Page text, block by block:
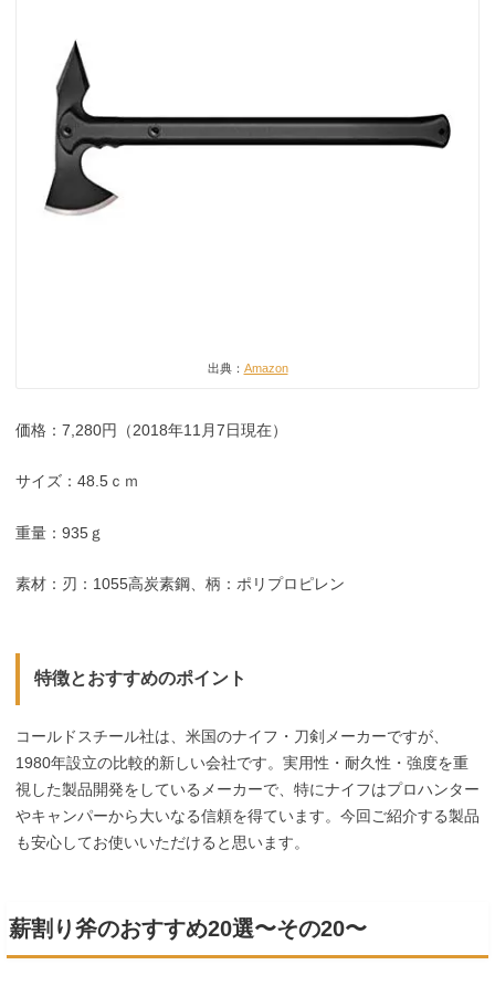
出典： Amazon
価格：7,280円（2018年11月7日現在）
サイズ：48.5ｃｍ
重量：935ｇ
素材：刃：1055高炭素鋼、柄：ポリプロピレン
特徴とおすすめのポイント
コールドスチール社は、米国のナイフ・刀剣メーカーですが、
1980年設立の比較的新しい会社です。実用性・耐久性・強度を重
視した製品開発をしているメーカーで、特にナイフはプロハンター
やキャンパーから大いなる信頼を得ています。今回ご紹介する製品
も安心してお使いいただけると思います。
薪割り斧のおすすめ20選〜その20〜